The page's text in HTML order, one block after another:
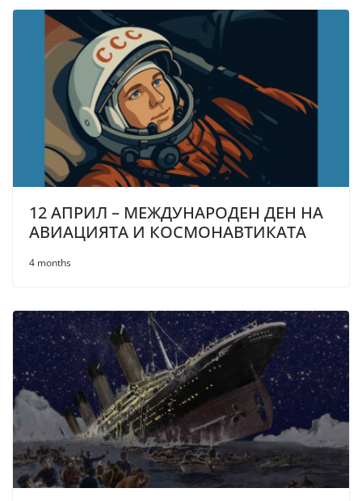
12 АПРИЛ – МЕЖДУНАРОДЕН ДЕН НА
АВИАЦИЯТА И КОСМОНАВТИКАТА
4 months